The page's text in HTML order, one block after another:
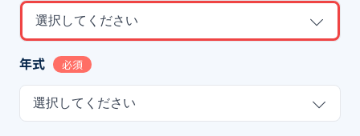
選択してください
年式 必須
選択してください